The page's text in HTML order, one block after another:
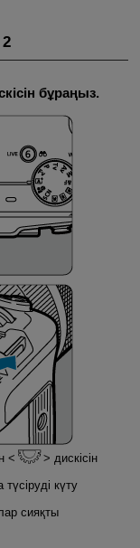
бұраңыз.
дискісін
күту
сияқты